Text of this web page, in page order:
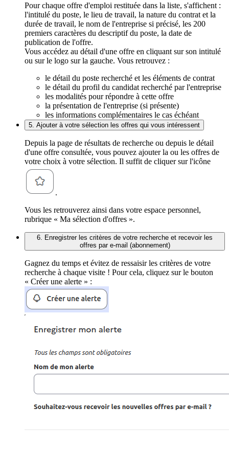
Pour chaque offre d'emploi restituée dans la liste, s'affichent :
l'intitulé du poste, le lieu de travail, la nature du contrat et la
durée de travail, le nom de l'entreprise si précisé, les 200
premiers caractères du descriptif du poste, la date de
publication de l'offre.
Vous accédez au détail d'une offre en cliquant sur son intitulé
ou sur le logo sur la gauche. Vous retrouvez :
le détail du poste recherché et les éléments de contrat
le détail du profil du candidat recherché par l'entreprise
les modalités pour répondre à cette offre
la présentation de l'entreprise (si présente)
les informations complémentaires le cas échéant
5. Ajouter à votre sélection les offres qui vous intéressent
Depuis la page de résultats de recherche ou depuis le détail
d'une offre consultée, vous pouvez ajouter la ou les offres de
votre choix à votre sélection. Il suffit de cliquer sur l'icône
.
Vous les retrouverez ainsi dans votre espace personnel,
rubrique « Ma sélection d'offres ».
6. Enregistrer les critères de votre recherche et recevoir les
offres par e-mail (abonnement)
Gagnez du temps et évitez de ressaisir les critères de votre
recherche à chaque visite ! Pour cela, cliquez sur le bouton
« Créer une alerte » :